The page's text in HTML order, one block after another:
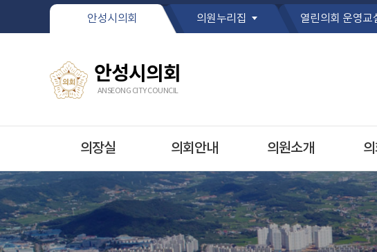
본문바로가기
안성시의회
의원누리집 열린의회 운영교
안성시의회
ANSEONG CITY COUNCIL
의장실 의회안내 의원소개